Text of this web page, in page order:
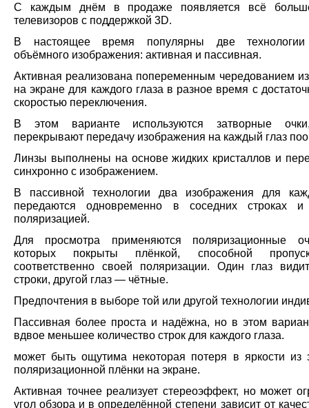
С каждым днём в продаже появляется всё
телевизоров с поддержкой 3D.
В настоящее время популярны две технологии
объёмного изображения: активная и пассивная.
Активная реализована попеременным чередованием
на экране для каждого глаза в разное время с
скоростью переключения.
В этом варианте используются затворные
перекрывают передачу изображения на каждый глаз
Линзы выполнены на основе жидких кристаллов и
синхронно с изображением.
В пассивной технологии два изображения для
передаются одновременно в соседних строках
поляризацией.
Для просмотра применяются поляризационные
которых покрыты плёнкой, способной
соответственно своей поляризации. Один глаз
строки, другой глаз — чётные.
Предпочтения в выборе той или другой технологии
Пассивная более проста и надёжна, но в этом
вдвое меньшее количество строк для каждого глаза.
может быть ощутима некоторая потеря в яркости из
поляризационной плёнки на экране.
Активная точнее реализует стереоэффект, но может
угол обзора и в определённой степени зависит от